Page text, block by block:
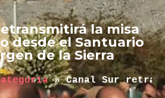
la misa
desde el Santuario
de la Sierra
» Canal Sur